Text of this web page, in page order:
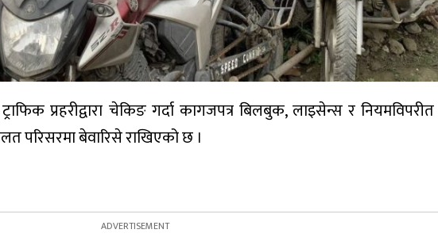
प्रहरीद्वारा चेकिङ गर्दा कागजपत्र बिलबुक, लाइसेन्स र
परिसरमा बेवारिसे राखिएको छ ।